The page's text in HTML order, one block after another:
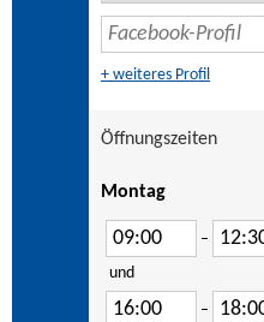
+ weiteres Profil
Öffnungszeiten
Montag
–
und
–